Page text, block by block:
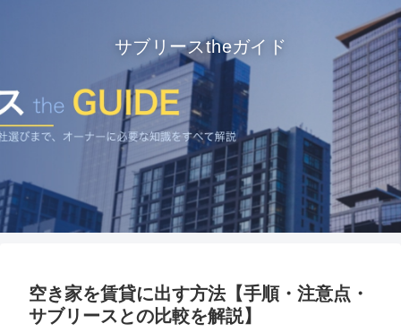
サブリースtheガイド
空き家を賃貸に出す方法【手順・注意点・
サブリースとの比較を解説】